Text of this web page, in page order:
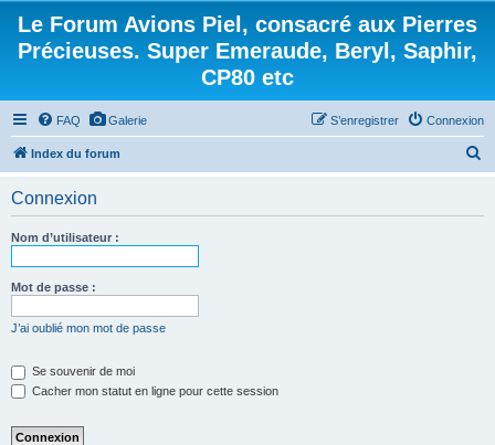
Le Forum Avions Piel, consacré aux Pierres
Précieuses. Super Emeraude, Beryl, Saphir,
CP80 etc
FAQ Galerie Connexion
S’enregistrer
Index du forum
Connexion
Nom d’utilisateur :
Mot de passe :
J’ai oublié mon mot de passe
Se souvenir de moi
Cacher mon statut en ligne pour cette session